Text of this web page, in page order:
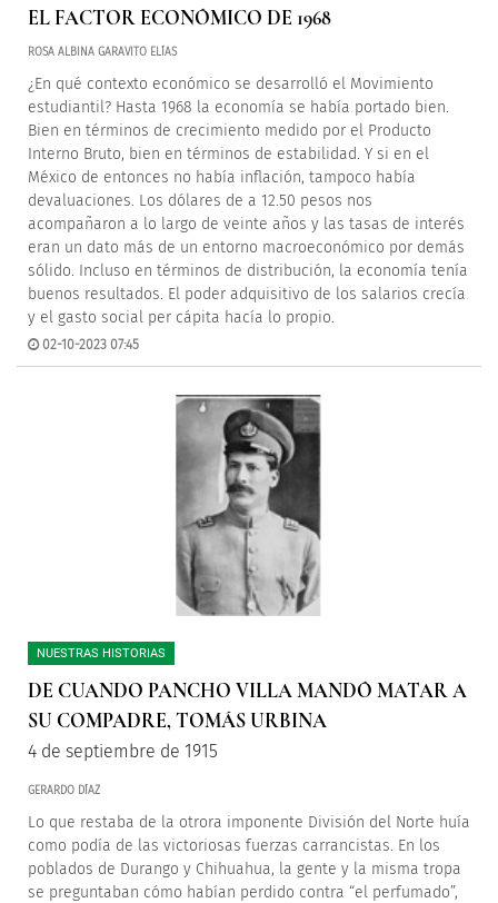
EL FACTOR ECONÓMICO DE 1968
ROSA ALBINA GARAVITO ELÍAS
¿En qué contexto económico se desarrolló el Movimiento
estudiantil? Hasta 1968 la economía se había portado bien.
Bien en términos de crecimiento medido por el Producto
Interno Bruto, bien en términos de estabilidad. Y si en el
México de entonces no había inflación, tampoco había
devaluaciones. Los dólares de a 12.50 pesos nos
acompañaron a lo largo de veinte años y las tasas de interés
eran un dato más de un entorno macroeconómico por demás
sólido. Incluso en términos de distribución, la economía tenía
buenos resultados. El poder adquisitivo de los salarios crecía
y el gasto social per cápita hacía lo propio.
02-10-2023 07:45
NUESTRAS HISTORIAS
DE CUANDO PANCHO VILLA MANDÓ MATAR A
SU COMPADRE, TOMÁS URBINA
4 de septiembre de 1915
GERARDO DÍAZ
Lo que restaba de la otrora imponente División del Norte huía
como podía de las victoriosas fuerzas carrancistas. En los
poblados de Durango y Chihuahua, la gente y la misma tropa
se preguntaban cómo habían perdido contra “el perfumado”,